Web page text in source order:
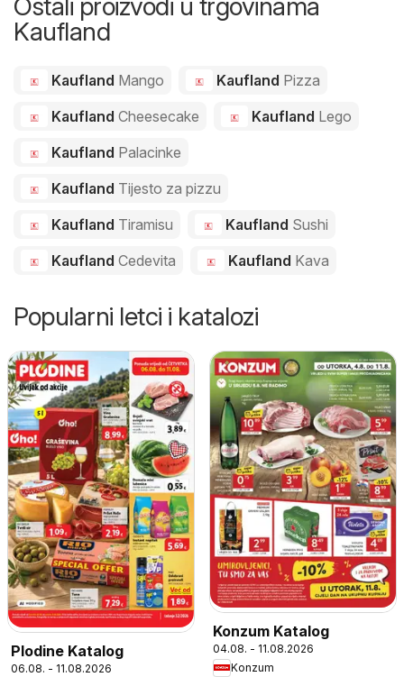
Ostali proizvodi u trgovinama
Kaufland
Kaufland Mango Kaufland Pizza
Kaufland Cheesecake Kaufland Lego
Kaufland Palacinke
Kaufland Tijesto za pizzu
Kaufland Tiramisu Kaufland Sushi
Kaufland Cedevita Kaufland Kava
Popularni letci i katalozi
Plodine Katalog
06.08. - 11.08.2026
Konzum Katalog
04.08. - 11.08.2026
Konzum